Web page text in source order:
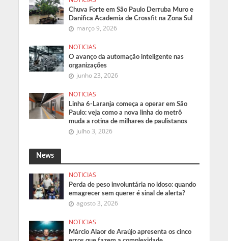
Chuva Forte em São Paulo Derruba Muro e
Danifica Academia de Crossfit na Zona Sul
março 9, 2026
NOTICIAS
O avanço da automação inteligente nas
organizações
junho 23, 2026
NOTICIAS
Linha 6-Laranja começa a operar em São
Paulo: veja como a nova linha do metrô
muda a rotina de milhares de paulistanos
julho 3, 2026
News
NOTICIAS
Perda de peso involuntária no idoso: quando
emagrecer sem querer é sinal de alerta?
agosto 3, 2026
NOTICIAS
Márcio Alaor de Araújo apresenta os cinco